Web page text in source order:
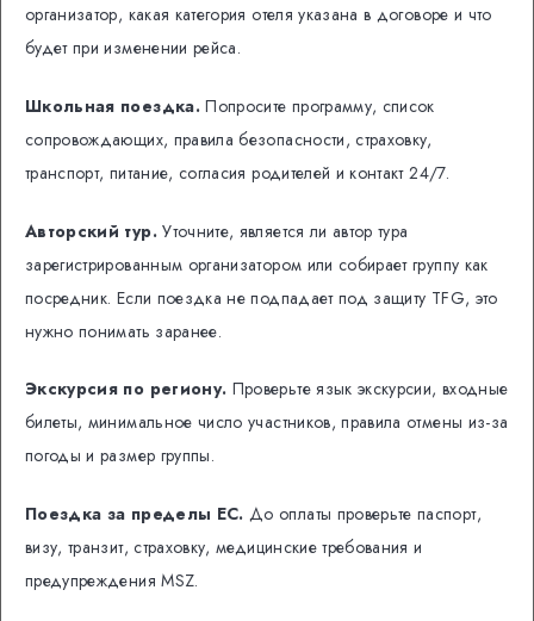
организатор, какая категория отеля указана в договоре и что
будет при изменении рейса.
Школьная поездка.Попросите программу, список
сопровождающих, правила безопасности, страховку,
транспорт, питание, согласия родителей и контакт 24/7.
Авторский тур.Уточните, является ли автор тура
зарегистрированным организатором или собирает группу как
посредник. Если поездка не подпадает под защиту TFG, это
нужно понимать заранее.
Экскурсия по региону. Проверьте язык экскурсии, входные
билеты, минимальное число участников, правила отмены из-за
погоды и размер группы.
Поездка за пределы ЕС. До оплаты проверьте паспорт,
визу, транзит, страховку, медицинские требования и
предупреждения MSZ.